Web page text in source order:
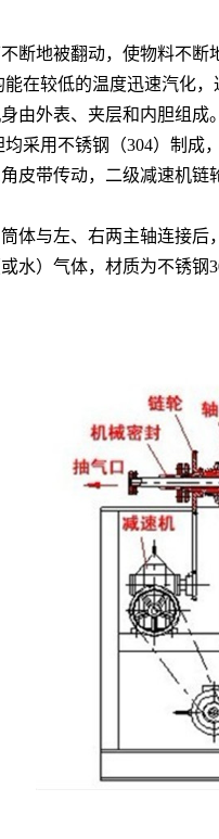
断地被翻动，使物料不
在较低的温度迅速汽化，
由外表、夹层和内胆组
采用不锈钢（304）制成
皮带传动，二级减速机
体与左、右两主轴连接后
水）气体，材质为不锈